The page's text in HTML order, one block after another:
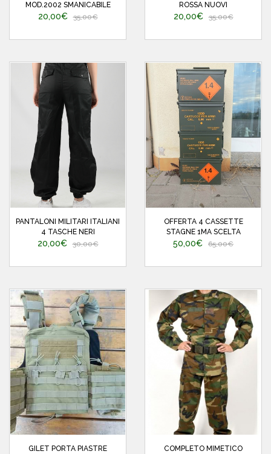
MOD.2002 SMANICABILE
20,00€ 35,00€
ROSSA NUOVI
20,00€ 35,00€
PANTALONI MILITARI ITALIANI
4 TASCHE NERI
20,00€ 30,00€
OFFERTA 4 CASSETTE
STAGNE 1MA SCELTA
50,00€ 65,00€
GILET PORTA PIASTRE
COMPLETO MIMETICO